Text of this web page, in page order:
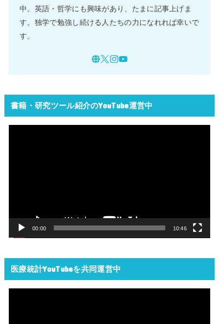
中。英語・哲学にも興味があり、たまに記事上げま
す。独学で勉強し続ける人たちの力になれれば幸いで
す。
書籍・研究ツール紹介のYouTube運営中
00:00 10:46
医療統計YouTubeを共同運営中